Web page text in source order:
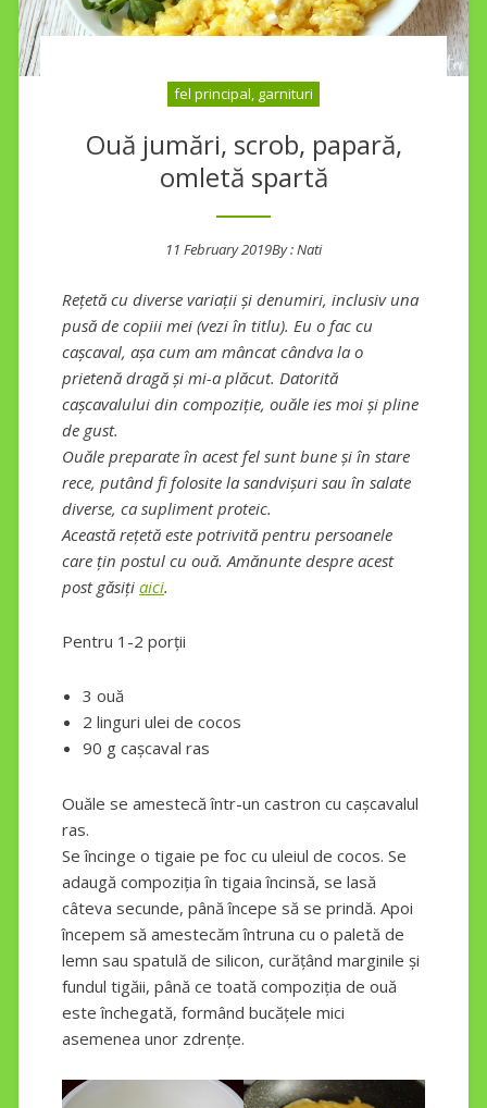
fel principal, garnituri
Ouă jumări, scrob, papară,
omletă spartă
11 February 2019By :Nati
Rețetă cu diverse variații și denumiri, inclusiv una
pusă de copiii mei (vezi în titlu). Eu o fac cu
cașcaval, așa cum am mâncat cândva la o
prietenă dragă și mi-a plăcut. Datorită
cașcavalului din compoziție, ouăle ies moi și pline
de gust.
Ouăle preparate în acest fel sunt bune și în stare
rece, putând fi folosite la sandvișuri sau în salate
diverse, ca supliment proteic.
Această rețetă este potrivită pentru persoanele
care țin postul cu ouă. Amănunte despre acest
post găsiți aici.
Pentru 1-2 porții
3 ouă
2 linguri ulei de cocos
90 g cașcaval ras
Ouăle se amestecă într-un castron cu cașcavalul
ras.
Se încinge o tigaie pe foc cu uleiul de cocos. Se
adaugă compoziția în tigaia încinsă, se lasă
câteva secunde, până începe să se prindă. Apoi
începem să amestecăm întruna cu o paletă de
lemn sau spatulă de silicon, curățând marginile și
fundul tigăii, până ce toată compoziția de ouă
este închegată, formând bucățele mici
asemenea unor zdrențe.